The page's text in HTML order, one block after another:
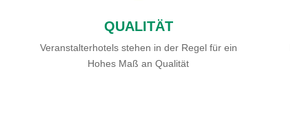
QUALITÄT
Veranstalterhotels stehen in der Regel für ein
Hohes Maß an Qualität